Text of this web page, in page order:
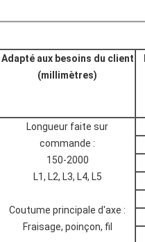
Adapté aux besoins du client
(millimètres)
Longueur faite sur
commande :
150-2000
L1, L2, L3, L4, L5
Coutume principale d'axe :
Fraisage, poinçon, fil